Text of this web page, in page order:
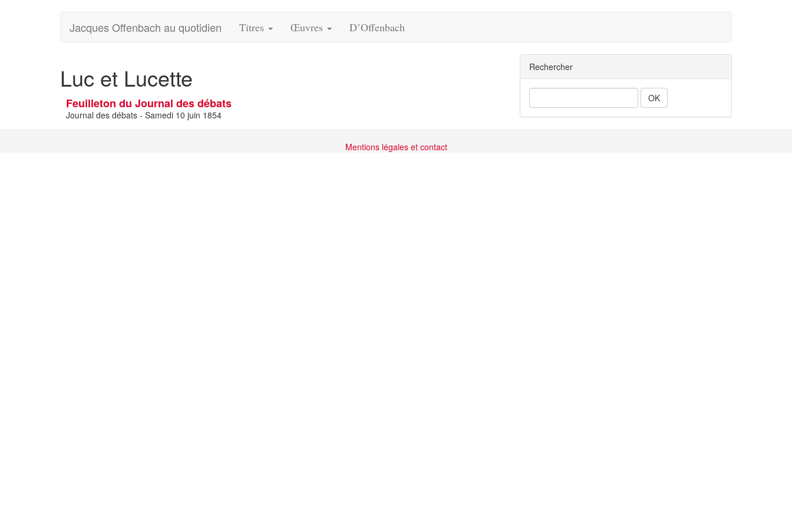
Jacques Offenbach au quotidien Titres Œuvres D’Offenbach
Luc et Lucette
Feuilleton du Journal des débats
Journal des débats - Samedi 10 juin 1854
Rechercher
Mentions légales et contact